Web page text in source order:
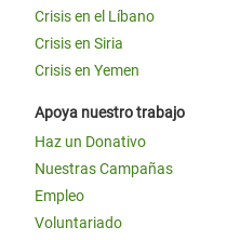
Crisis en el Líbano
Crisis en Siria
Crisis en Yemen
Apoya nuestro trabajo
Haz un Donativo
Nuestras Campañas
Empleo
Voluntariado